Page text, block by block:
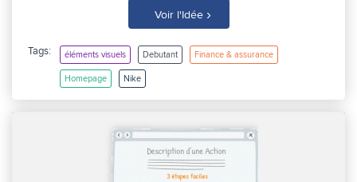
Voir l'Idée ›
Tags: éléments visuels Debutant Finance & assurance
Homepage Nike